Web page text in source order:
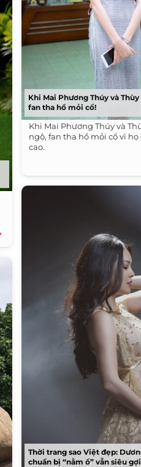
Khi Mai Phương Thúy và
fan tha hồ mỏi cổ!
Khi Mai Phương Thúy và
ngộ, fan tha hồ mỏi cổ vì
cao.
Thời trang sao Việt đẹp:
chuẩn bị “nằm ổ” vẫn siêu